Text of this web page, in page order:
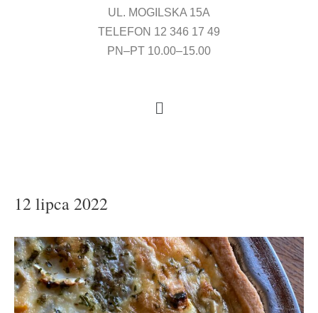
UL. MOGILSKA 15A
TELEFON 12 346 17 49
PN–PT 10.00–15.00
Menu
12 lipca 2022